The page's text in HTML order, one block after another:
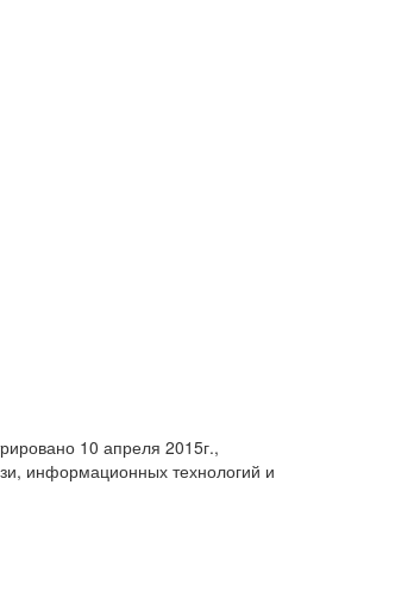
10 апреля 2015г.,
информационных технологий и